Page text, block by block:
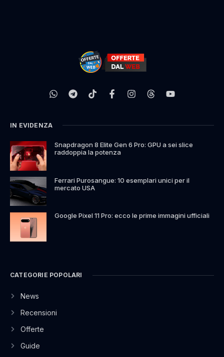
IN EVIDENZA
Snapdragon 8 Elite Gen 6 Pro: GPU a sei slice
raddoppia la potenza
Ferrari Purosangue: 10 esemplari unici per il
mercato USA
Google Pixel 11 Pro: ecco le prime immagini ufficiali
CATEGORIE POPOLARI
News
Recensioni
Offerte
Guide